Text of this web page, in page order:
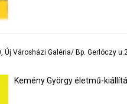
Új Városházi Galéria/ Bp. Gerlóczy
Kemény György életmű-